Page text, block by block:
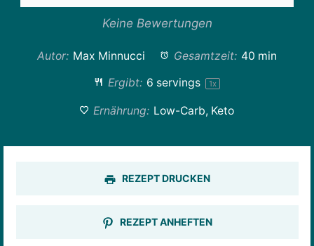
Keine Bewertungen
Autor: Max Minnucci Gesamtzeit: 40 min
Ergibt: 6 servings 1x
Ernährung: Low-Carb, Keto
REZEPT DRUCKEN
REZEPT ANHEFTEN